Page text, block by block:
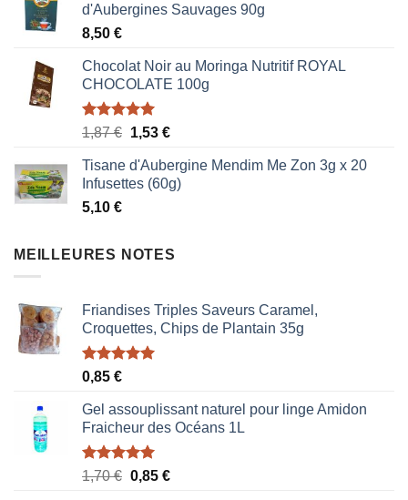
d'Aubergines Sauvages 90g
8,50 €
Chocolat Noir au Moringa Nutritif ROYAL
CHOCOLATE 100g
Note5.00
1,87€ Le
initial
était :
1,53 €Le
actuel
est :
Tisane d'Aubergine Mendim Me Zon 3g x 20
Infusettes (60g)
5,10 €
MEILLEURES NOTES
Friandises Triples Saveurs Caramel,
Croquettes, Chips de Plantain 35g
Note5.00
0,85 €
Gel assouplissant naturel pour linge Amidon
Fraicheur des Océans 1L
Note5.00
1,70€ Le
0,85 €Le